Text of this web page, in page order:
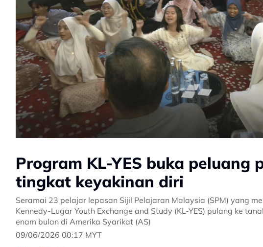
Program KL-YES buka peluang
tingkat keyakinan diri
Seramai 23 pelajar lepasan Sijil Pelajaran Malaysia (SPM) yang
Kennedy-Lugar Youth Exchange and Study (KL-YES) pulang ke
enam bulan di Amerika Syarikat (AS)
09/06/2026 00:17 MYT